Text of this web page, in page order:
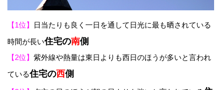
【1位】
日当たりも良く一日を通して日光に最も晒されている
時間が長い住宅の南側
【2位】 紫外線や熱量は東日よりも西日のほうが多いと言われ
ている住宅の西側